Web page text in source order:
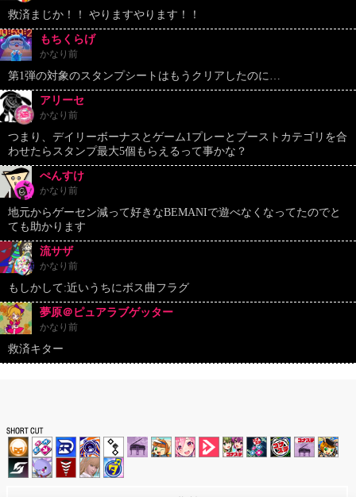
救済まじか！！ やりますやります！！
もちくらげ
かなり前
第1弾の対象のスタンプシートはもうクリアしたのに…
アリーセ
かなり前
つまり、デイリーボーナスとゲーム1プレーとブーストカテゴリを合
わせたらスタンプ最大5個もらえるって事かな？
ぺんすけ
かなり前
地元からゲーセン減って好きなBEMANIで遊べなくなってたのでと
ても助かります
流サザ
かなり前
もしかして:近いうちにボス曲フラグ
夢原＠ピュアラブゲッター
かなり前
救済キター